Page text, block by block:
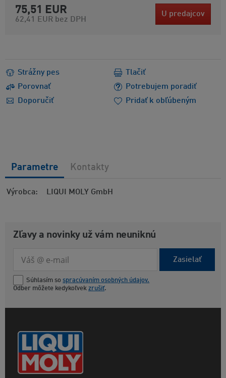
75,51 EUR
62,41 EUR bez DPH
U predajcov
Strážny pes
Porovnať
Potrebujem poradiť
Doporučiť
Tlačiť
Pridať k obľúbeným
Výrobca LIQUI MOLY GmbH
Parametre Kontakty
Zľavy a novinky už vám neuniknú
Zasielať
Súhlasím so spracúvaním osobných údajov.
Odber môžete kedykoľvek zrušiť.